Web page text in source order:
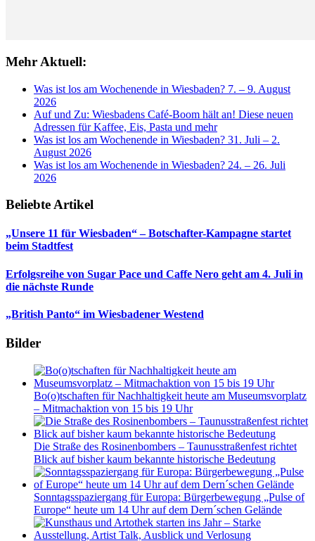
Mehr Aktuell:
Was ist los am Wochenende in Wiesbaden? 7. – 9. August
2026
Auf und Zu: Wiesbadens Café-Boom hält an! Diese neuen
Adressen für Kaffee, Eis, Pasta und mehr
Was ist los am Wochenende in Wiesbaden? 31. Juli – 2.
August 2026
Was ist los am Wochenende in Wiesbaden? 24. – 26. Juli
2026
Beliebte Artikel
„Unsere 11 für Wiesbaden“ – Botschafter-Kampagne startet
beim Stadtfest
Erfolgsreihe von Sugar Pace und Caffe Nero geht am 4. Juli in
die nächste Runde
„British Panto“ im Wiesbadener Westend
Bilder
Bo(o)tschaften für Nachhaltigkeit heute am Museumsvorplatz
– Mitmachaktion von 15 bis 19 Uhr
Die Straße des Rosinenbombers – Taunusstraßenfest richtet
Blick auf bisher kaum bekannte historische Bedeutung
Sonntagsspaziergang für Europa: Bürgerbewegung „Pulse of
Europe“ heute um 14 Uhr auf dem Dern´schen Gelände